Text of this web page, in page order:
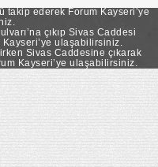
takip ederek Forum Kayseri’ye
çıkıp Sivas Caddesi
ulaşabilirsiniz.
Sivas Caddesine çıkarak
Kayseri’ye ulaşabilirsiniz.